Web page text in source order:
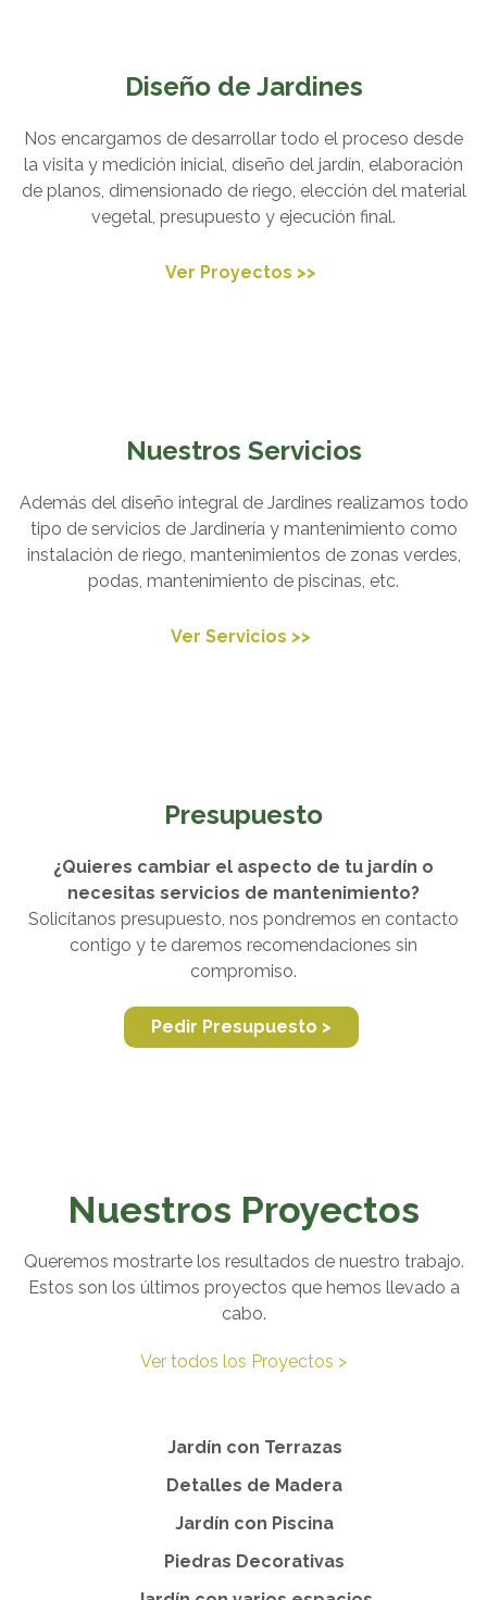
Diseño de Jardines
Nos encargamos de desarrollar todo el proceso desde
la visita y medición inicial, diseño del jardín, elaboración
de planos, dimensionado de riego, elección del material
vegetal, presupuesto y ejecución final.
Ver Proyectos >>
Nuestros Servicios
Además del diseño integral de Jardines realizamos todo
tipo de servicios de Jardinería y mantenimiento como
instalación de riego, mantenimientos de zonas verdes,
podas, mantenimiento de piscinas, etc.
Ver Servicios >>
Presupuesto
¿Quieres cambiar el aspecto de tu jardín o
necesitas servicios de mantenimiento?
Solicítanos presupuesto, nos pondremos en contacto
contigo y te daremos recomendaciones sin
compromiso.
Pedir Presupuesto >
Nuestros Proyectos
Queremos mostrarte los resultados de nuestro trabajo.
Estos son los últimos proyectos que hemos llevado a
cabo.
Ver todos los Proyectos >
Jardín con Terrazas
Detalles de Madera
Jardín con Piscina
Piedras Decorativas